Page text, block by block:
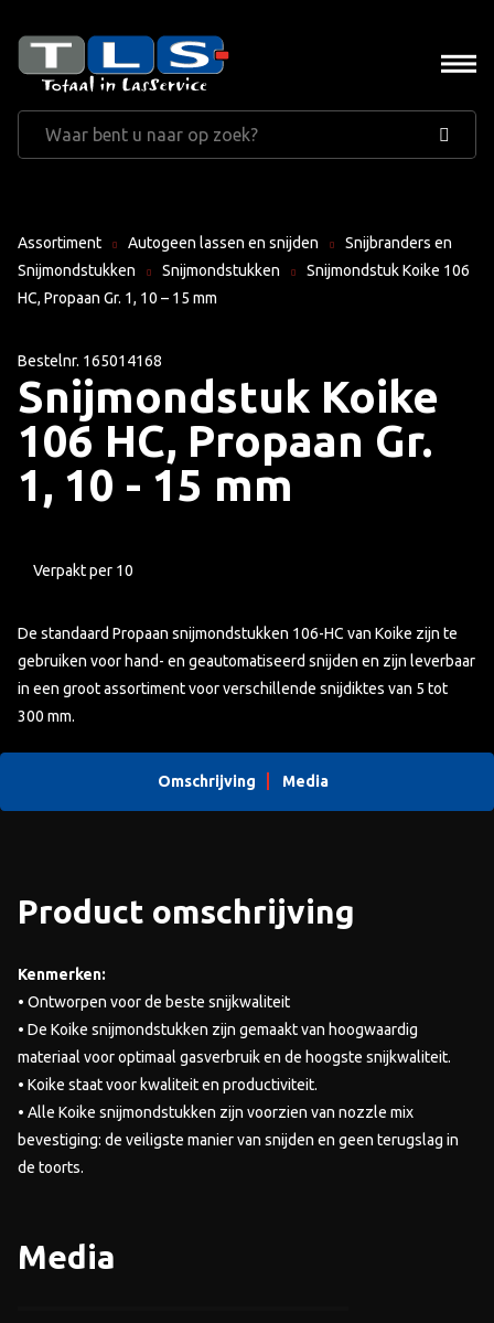
Assortiment Autogeen lassen en snijden
Snijbranders en
Snijmondstukken
Snijmondstukken
Snijmondstuk Koike 106
HC, Propaan Gr. 1, 10 – 15 mm
Bestelnr. 165014168
Snijmondstuk Koike
106 HC, Propaan Gr.
1, 10 - 15 mm
Verpakt per 10
De standaard Propaan snijmondstukken 106-HC van Koike zijn te
gebruiken voor hand- en geautomatiseerd snijden en zijn leverbaar
in een groot assortiment voor verschillende snijdiktes van 5 tot
300 mm.
Omschrijving Media
Product omschrijving
Kenmerken:
• Ontworpen voor de beste snijkwaliteit
• De Koike snijmondstukken zijn gemaakt van hoogwaardig
materiaal voor optimaal gasverbruik en de hoogste snijkwaliteit.
• Koike staat voor kwaliteit en productiviteit.
• Alle Koike snijmondstukken zijn voorzien van nozzle mix
bevestiging: de veiligste manier van snijden en geen terugslag in
de toorts.
Media